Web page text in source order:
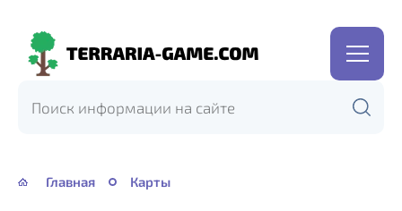
Terraria-
Главная Карты